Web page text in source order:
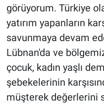
görüyorum. Türkiye
yatırım yapanların
savunmaya devam
Lübnan'da ve
çocuk, kadın yaşlı
şebekelerinin
müşterek değerlerini